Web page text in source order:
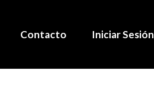
Contacto Iniciar Sesión